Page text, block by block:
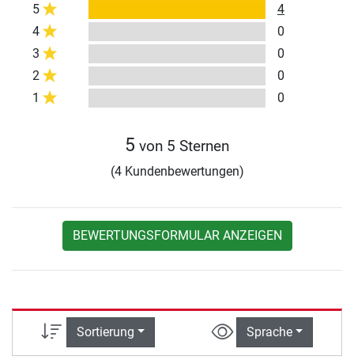
5
4
4
0
3
0
2
0
1
0
5 von 5 Sternen
(4 Kundenbewertungen)
BEWERTUNGSFORMULAR ANZEIGEN
Sortierung Sprache